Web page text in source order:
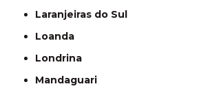
Laranjeiras do Sul
Loanda
Londrina
Mandaguari